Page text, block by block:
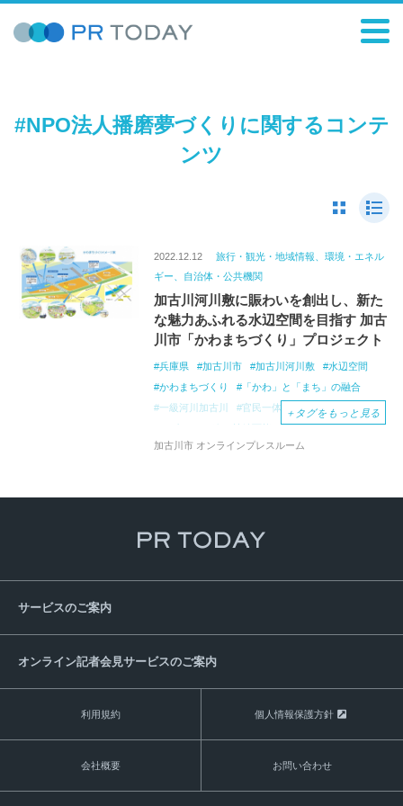
#NPO法人播磨夢づくりに関するコンテ
ンツ
2022.12.12
旅行・観光・地域情報、環境・エネル
ギー、自治体・公共機関
加古川河川敷に賑わいを創出し、新た
な魅力あふれる水辺空間を目指す 加古
川市「かわまちづくり」プロジェクト
兵庫県 加古川市 加古川河川敷
水辺空間
かわまちづくり
「かわ」と「まち」の融合
一級河川加古川
官民一体の協働プロジェク
ミズベリング
持続可能
加古川市かわまちづくり計画
国土交通省
カコガワ
クロンダイク
NPO法人播磨夢づくり
＋ タグをもっと見る
加古川市 オンラインプレスルーム
サービスのご案内
オンライン記者会見サービスのご案内
利用規約 個人情報保護方針
会社概要 お問い合わせ